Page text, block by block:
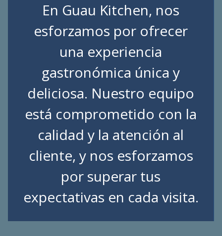
En Guau Kitchen, nos
esforzamos por ofrecer
una experiencia
gastronómica única y
deliciosa. Nuestro equipo
está comprometido con la
calidad y la atención al
cliente, y nos esforzamos
por superar tus
expectativas en cada visita.